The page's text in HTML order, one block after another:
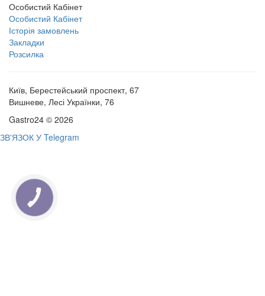
Особистий Кабінет
Особистий Кабінет
Історія замовлень
Закладки
Розсилка
Київ, Берестейський проспект, 67
Вишневе, Лесі Українки, 76
Gastro24 © 2026
ЗВ'ЯЗОК У Telegram
КНОПКА
ЗВ'ЯЗКУ